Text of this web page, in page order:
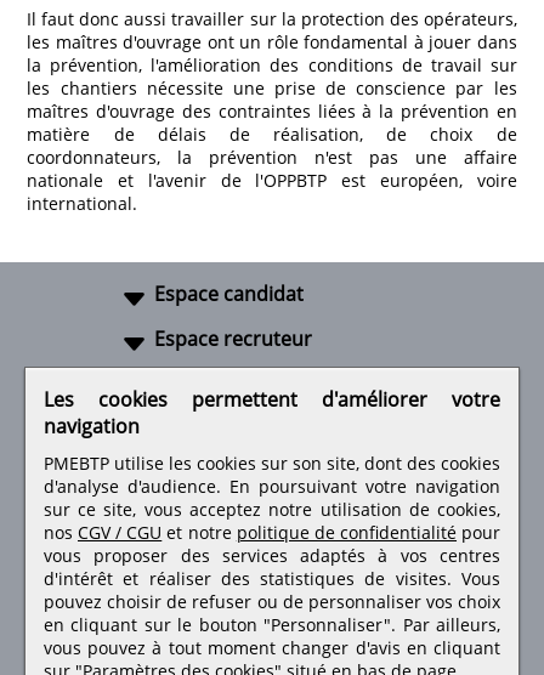
Il faut donc aussi travailler sur la protection des opérateurs,
les maîtres d'ouvrage ont un rôle fondamental à jouer dans
la prévention, l'amélioration des conditions de travail sur
les chantiers nécessite une prise de conscience par les
maîtres d'ouvrage des contraintes liées à la prévention en
matière de délais de réalisation, de choix de
coordonnateurs, la prévention n'est pas une affaire
nationale et l'avenir de l'OPPBTP est européen, voire
international.
Espace candidat
Espace recruteur
Retrouvez-nous sur les réseaux sociaux
Les cookies permettent d'améliorer votre
navigation
PMEBTP utilise les cookies sur son site, dont des cookies
d'analyse d'audience. En poursuivant votre navigation
sur ce site, vous acceptez notre utilisation de cookies,
nos CGV / CGU et notre politique de confidentialité pour
vous proposer des services adaptés à vos centres
d'intérêt et réaliser des statistiques de visites.Vous
pouvez choisir de refuser ou de personnaliser vos choix
en cliquant sur le bouton "Personnaliser". Par ailleurs,
vous pouvez à tout moment changer d'avis en cliquant